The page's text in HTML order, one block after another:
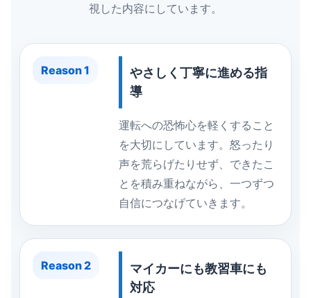
視した内容にしています。
Reason 1
やさしく丁寧に進める指
導
運転への恐怖心を軽くすること
を大切にしています。怒ったり
声を荒らげたりせず、できたこ
とを積み重ねながら、一つずつ
自信につなげていきます。
Reason 2
マイカーにも教習車にも
対応